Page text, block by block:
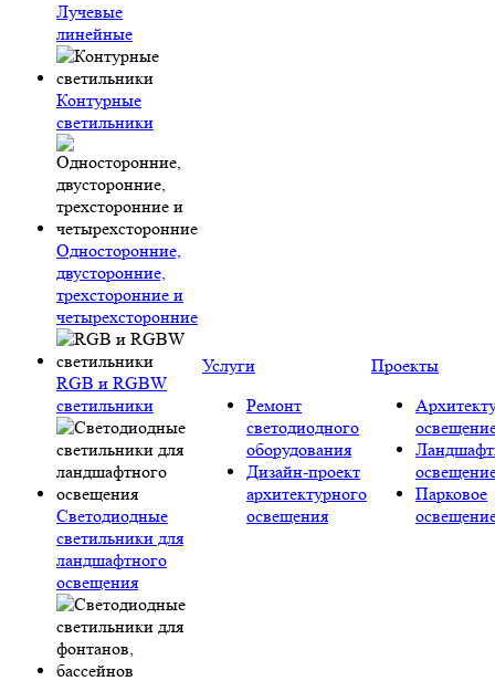
Лучевые
линейные
Контурные
светильники
Односторонние,
двусторонние,
трехсторонние и
четырехсторонние
RGB и RGBW
светильники
Светодиодные
светильники для
ландшафтного
освещения
Услуги
Ремонт
светодиодного
оборудования
Дизайн-проект
архитектурного
освещения
Проекты
Парковое